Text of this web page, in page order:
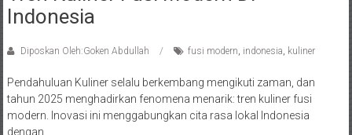
Indonesia
Diposkan Oleh:Goken Abdullah fusi modern, indonesia, kuliner
Pendahuluan Kuliner selalu berkembang mengikuti zaman, dan
tahun 2025 menghadirkan fenomena menarik: tren kuliner fusi
modern. Inovasi ini menggabungkan cita rasa lokal Indonesia
dengan